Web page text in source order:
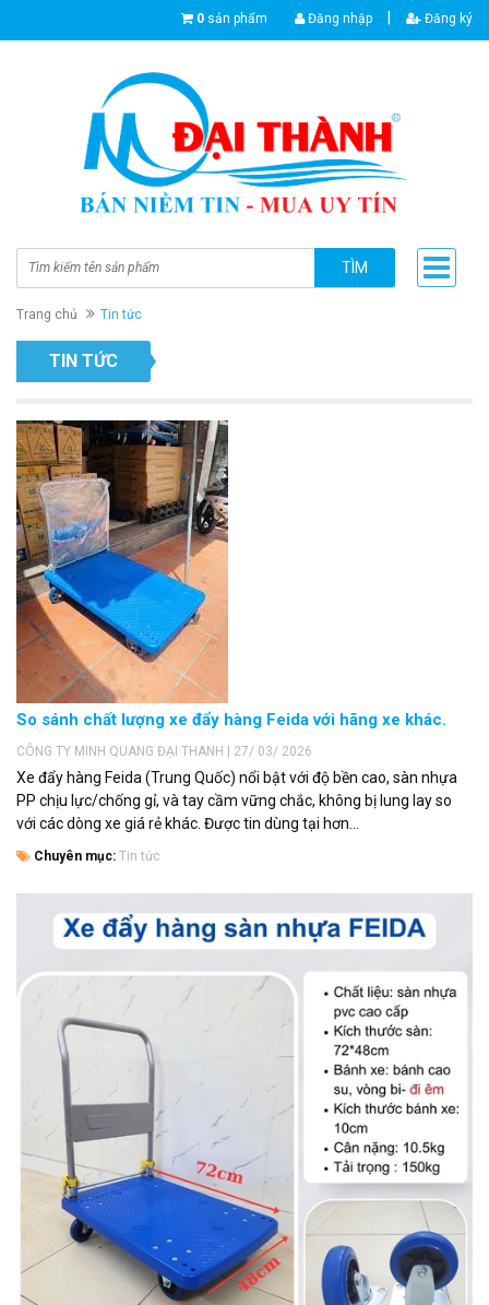
0 sản phẩm Đăng nhập Đăng ký
TÌM
Trang chủ Tin tức
TIN TỨC
So sánh chất lượng xe đẩy hàng Feida với hãng xe khác.
CÔNG TY MINH QUANG ĐẠI THANH | 27/ 03/ 2026
Xe đẩy hàng Feida (Trung Quốc) nổi bật với độ bền cao, sàn nhựa
PP chịu lực/chống gỉ, và tay cầm vững chắc, không bị lung lay so
với các dòng xe giá rẻ khác. Được tin dùng tại hơn...
Chuyên mục: Tin tức